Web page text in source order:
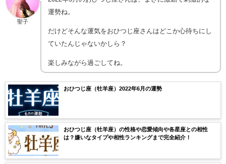
聖子
運勢ね。
だけどそんな運気をおひつじ座さんはどこか心待ちにし
ていたんじゃないかしら？
楽しみながら過ごしてね。
おひつじ座（牡羊座）2022年6月の運勢
おひつじ座（牡羊座）の性格や恋愛傾向や各星座との相性
は？嫌いなタイプや相性ランキングまで完全紹介！